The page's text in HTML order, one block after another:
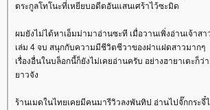
ตระกูลโทโนะที่เหยียบอดีตอันแสนเศร้าไว้ซะมิด
ผมยังไม่ได้หาเอ็มม่ามาอ่านซะที เมื่อวานเพิ่งอ่านเจ้าส
เล่ม 4 จบ สนุกกับความมีชีวิตชีวาของฝาแฝดสาวมากๆ
เรื่องอื่นในบล็อกนี้ก็ยังไม่เคยอ่านครับ อย่างฮายาเตะก็
าวจัง
ร้านเมดในไทยเคยมีคนมารีวิวลงพันทิป อ่านไปจั๊กกระ